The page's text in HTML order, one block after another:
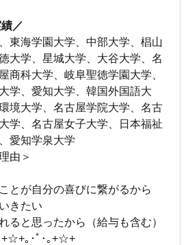
／
東海学園大学、中部大学、椙山
大学、星城大学、大谷大学、名
商科大学、岐阜聖徳学園大学、
学、愛知大学、韓国外国語大
境大学、名古屋学院大学、名古
学、名古屋女子大学、日本福祉
愛知学泉大学
由＞
とが自分の喜びに繋がるから
きたい
ると思ったから（給与も含む）
+☆+｡･ﾟ･｡+☆+